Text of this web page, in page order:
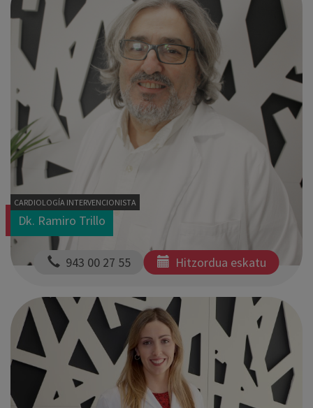
CARDIOLOGÍA INTERVENCIONISTA
Dk. Ramiro Trillo
943 00 27 55 Hitzordua eskatu